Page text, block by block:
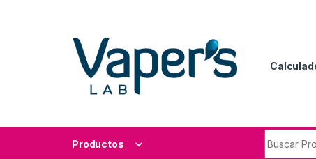
Productos